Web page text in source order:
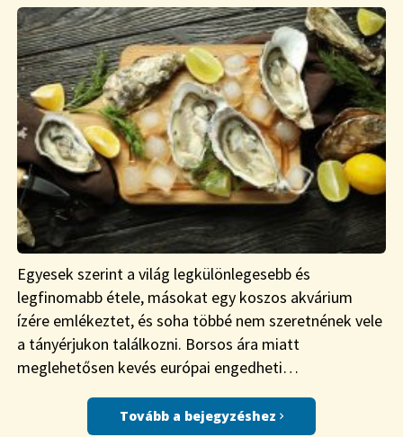
Egyesek szerint a világ legkülönlegesebb és
legfinomabb étele, másokat egy koszos akvárium
ízére emlékeztet, és soha többé nem szeretnének vele
a tányérjukon találkozni. Borsos ára miatt
meglehetősen kevés európai engedheti…
Tovább a bejegyzéshez